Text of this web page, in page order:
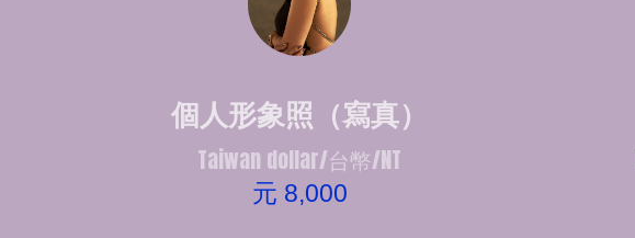
個人形象照（寫真）
Taiwan dollar/台幣/NT
元 8,000